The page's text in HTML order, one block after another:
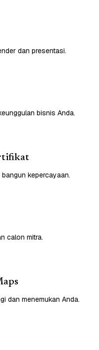
dan presentasi.
bisnis Anda.
kepercayaan.
calon mitra.
dan menemukan Anda.